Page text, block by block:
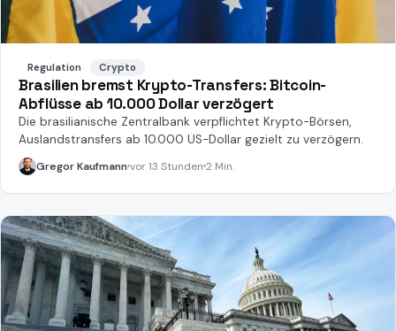
Regulation Crypto
Brasilien bremst Krypto-Transfers: Bitcoin-
Abflüsse ab 10.000 Dollar verzögert
Die brasilianische Zentralbank verpflichtet Krypto-Börsen,
Auslandstransfers ab 10.000 US-Dollar gezielt zu verzögern.
Gregor Kaufmannvor 13 Stunden 2 Min.